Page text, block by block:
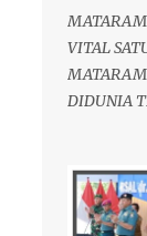
VITAL
DIDUNIA
KEMBALI
tidak